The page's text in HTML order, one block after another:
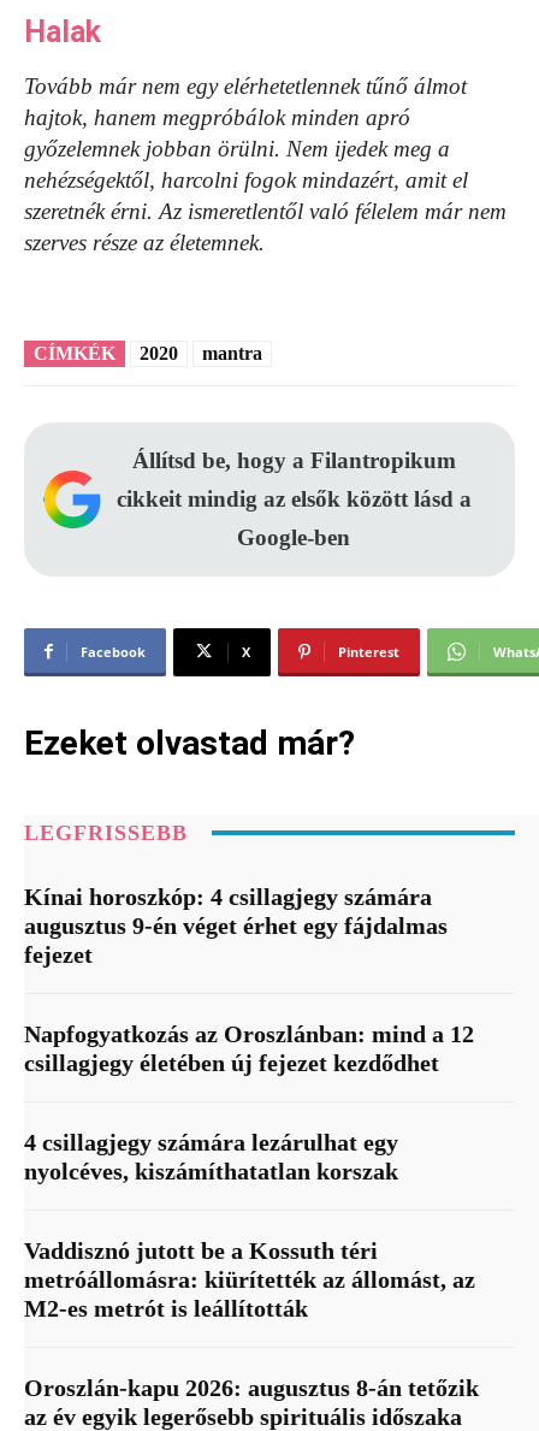
Halak
Tovább már nem egy elérhetetlennek tűnő álmot
hajtok, hanem megpróbálok minden apró
győzelemnek jobban örülni. Nem ijedek meg a
nehézségektől, harcolni fogok mindazért, amit el
szeretnék érni. Az ismeretlentől való félelem már nem
szerves része az életemnek.
CÍMKÉK 2020 mantra
Állítsd be, hogy a Filantropikum
cikkeit mindig az elsők között lásd a
Google-ben
Facebook X Pinterest
Ezeket olvastad már?
LEGFRISSEBB
Kínai horoszkóp: 4 csillagjegy számára
augusztus 9-én véget érhet egy fájdalmas
fejezet
Napfogyatkozás az Oroszlánban: mind a 12
csillagjegy életében új fejezet kezdődhet
4 csillagjegy számára lezárulhat egy
nyolcéves, kiszámíthatatlan korszak
Vaddisznó jutott be a Kossuth téri
metróállomásra: kiürítették az állomást, az
M2-es metrót is leállították
Oroszlán-kapu 2026: augusztus 8-án tetőzik
az év egyik legerősebb spirituális időszaka